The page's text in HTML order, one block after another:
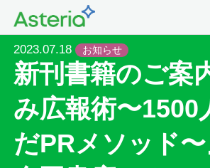
2023.07.18 お知らせ
新刊書籍のご案
み広報術〜1500
だPRメソッド〜